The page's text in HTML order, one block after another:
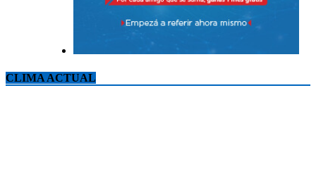
CLIMA ACTUAL